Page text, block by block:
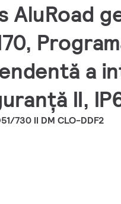
AluRoad
a
II,
730 II DM CLO-DDF2